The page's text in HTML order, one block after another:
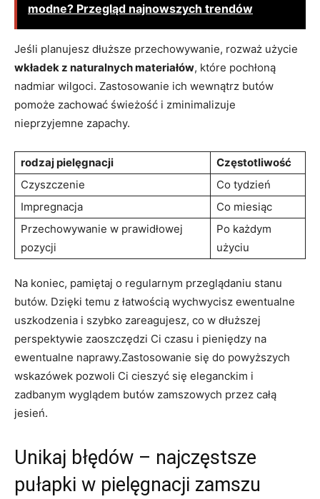
modne? Przegląd najnowszych trendów
Jeśli planujesz dłuższe przechowywanie, rozważ użycie
wkładek z naturalnych materiałów, które pochłoną
nadmiar wilgoci. Zastosowanie ich wewnątrz butów
pomoże zachować świeżość i zminimalizuje
nieprzyjemne zapachy.
rodzaj pielęgnacji
Częstotliwość
Czyszczenie
Co tydzień
Impregnacja
Co miesiąc
Przechowywanie w prawidłowej
pozycji
Po każdym
użyciu
Na koniec, pamiętaj o regularnym przeglądaniu stanu
butów. Dzięki temu z łatwością wychwycisz ewentualne
uszkodzenia i szybko zareagujesz, co w dłuższej
perspektywie zaoszczędzi Ci czasu i pieniędzy na
ewentualne naprawy.Zastosowanie się do powyższych
wskazówek pozwoli Ci cieszyć się eleganckim i
zadbanym wyglądem butów zamszowych przez całą
jesień.
Unikaj błędów – najczęstsze
pułapki w pielęgnacji zamszu